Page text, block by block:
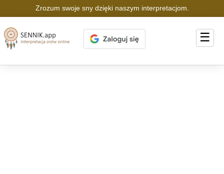
Zrozum swoje sny dzięki naszym interpretacjom.
☰